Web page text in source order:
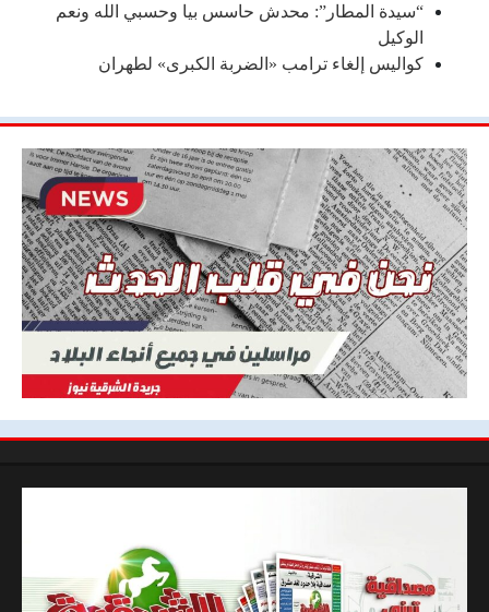
“سيدة المطار”: محدش حاسس بيا وحسبي الله ونعم
الوكيل
كواليس إلغاء ترامب «الضربة الكبرى» لطهران